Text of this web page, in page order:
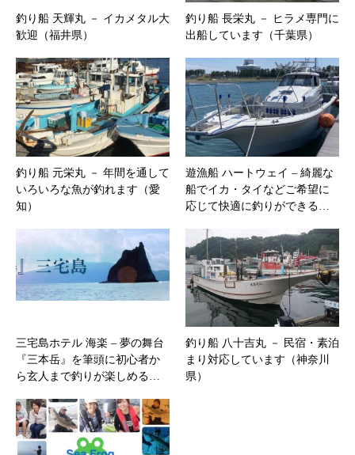
釣り船 天輝丸 － イカメタル大
歓迎（福井県）
釣り船 長栄丸 － ヒラメ専門に
出船しています（千葉県）
釣り船 元栄丸 － 年間を通して
いろいろな魚が釣れます（愛
知）
遊漁船 ハートウェイ – 綺麗な
船でイカ・タイなどご希望に
応じて快適に釣りができる…
三宅島ホテル 海楽 – 夢の舞台
『三本岳』を筆頭に初心者か
ら玄人まで釣りが楽しめる…
釣り船 八十吉丸 － 民宿・素泊
まり対応しています（神奈川
県）